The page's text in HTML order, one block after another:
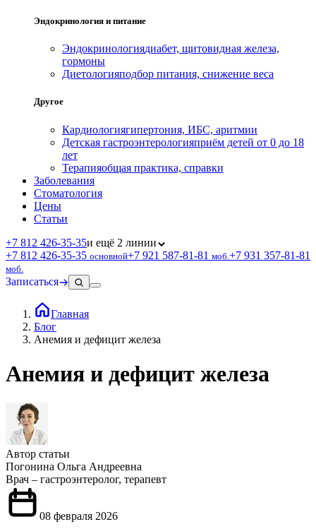
Эндокринология и питание
Эндокринологиядиабет, щитовидная железа,
гормоны
Диетологияподбор питания, снижение веса
Другое
Кардиологиягипертония, ИБС, аритмии
Детская гастроэнтерологияприём детей от 0 до 18
лет
Терапияобщая практика, справки
Заболевания
Стоматология
Цены
Статьи
+7 812 426‑35‑35и ещё 2 линии
+7 812 426‑35‑35 основной+7 921 587‑81‑81 моб. +7 931 357‑81‑81
моб.
Записаться
Главная
Блог
Анемия и дефицит железа
Анемия и дефицит железа
Автор статьи
Погонина Ольга Андреевна
Врач – гастроэнтеролог, терапевт
08 февраля 2026